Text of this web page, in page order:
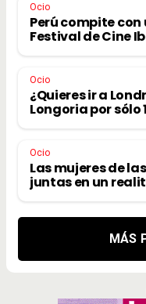
Ocio
Perú compite
Festival de Cine
Ocio
¿Quieres ir a
Longoria por sólo
Ocio
Las mujeres de
juntas en un
MÁS